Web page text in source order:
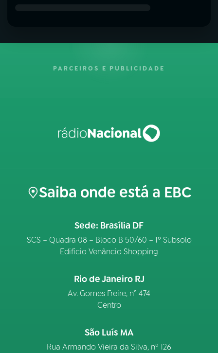
PARCEIROS E PUBLICIDADE
Saiba onde está a EBC
Sede: Brasília DF
SCS – Quadra 08 – Bloco B 50/60 – 1º Subsolo
Edifício Venâncio Shopping
Rio de Janeiro RJ
Av. Gomes Freire, n° 474
Centro
São Luís MA
Rua Armando Vieira da Silva, nº 126